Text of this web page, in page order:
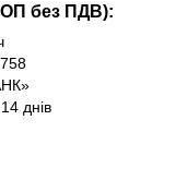
без ПДВ):
днів